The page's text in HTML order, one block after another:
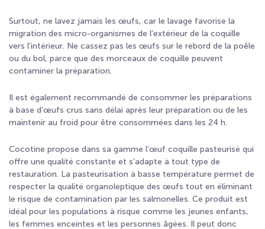
Surtout, ne lavez jamais les œufs, car le lavage favorise la
migration des micro-organismes de l’extérieur de la coquille
vers l’intérieur. Ne cassez pas les œufs sur le rebord de la poêle
ou du bol, parce que des morceaux de coquille peuvent
contaminer la préparation.
Il est également recommandé de consommer les préparations
à base d’œufs crus sans délai après leur préparation ou de les
maintenir au froid pour être consommées dans les 24 h.
Cocotine propose dans sa gamme l’œuf coquille pasteurisé qui
offre une qualité constante et s’adapte à tout type de
restauration. La pasteurisation à basse température permet de
respecter la qualité organoleptique des œufs tout en éliminant
le risque de contamination par les salmonelles. Ce produit est
idéal pour les populations à risque comme les jeunes enfants,
les femmes enceintes et les personnes âgées. Il peut donc